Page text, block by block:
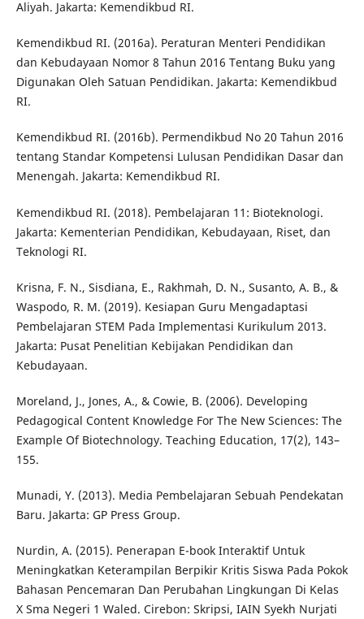
Aliyah. Jakarta: Kemendikbud RI.
Kemendikbud RI. (2016a). Peraturan Menteri Pendidikan
dan Kebudayaan Nomor 8 Tahun 2016 Tentang Buku yang
Digunakan Oleh Satuan Pendidikan. Jakarta: Kemendikbud
RI.
Kemendikbud RI. (2016b). Permendikbud No 20 Tahun 2016
tentang Standar Kompetensi Lulusan Pendidikan Dasar dan
Menengah. Jakarta: Kemendikbud RI.
Kemendikbud RI. (2018). Pembelajaran 11: Bioteknologi.
Jakarta: Kementerian Pendidikan, Kebudayaan, Riset, dan
Teknologi RI.
Krisna, F. N., Sisdiana, E., Rakhmah, D. N., Susanto, A. B., &
Waspodo, R. M. (2019). Kesiapan Guru Mengadaptasi
Pembelajaran STEM Pada Implementasi Kurikulum 2013.
Jakarta: Pusat Penelitian Kebijakan Pendidikan dan
Kebudayaan.
Moreland, J., Jones, A., & Cowie, B. (2006). Developing
Pedagogical Content Knowledge For The New Sciences: The
Example Of Biotechnology. Teaching Education, 17(2), 143–
155.
Munadi, Y. (2013). Media Pembelajaran Sebuah Pendekatan
Baru. Jakarta: GP Press Group.
Nurdin, A. (2015). Penerapan E-book Interaktif Untuk
Meningkatkan Keterampilan Berpikir Kritis Siswa Pada Pokok
Bahasan Pencemaran Dan Perubahan Lingkungan Di Kelas
X Sma Negeri 1 Waled. Cirebon: Skripsi, IAIN Syekh Nurjati